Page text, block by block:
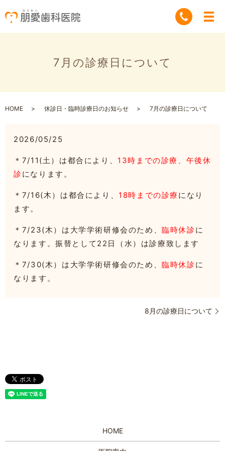
7月の診療日について
HOME 休診日・臨時診療日のお知らせ 7月の診療日について
2026/05/25
＊7/11(土）は都合により、 13時までの診療、午後休
診になります。
＊7/16(木）は都合により、 18時までの診療 になり
ます。
＊7/23(木）は大学学術研修会のため、臨時休診に
なります。振替として22日（水）は診療致します
＊7/30(木）は大学学術研修会のため、臨時休診に
なります。
8月の診療日について
HOME